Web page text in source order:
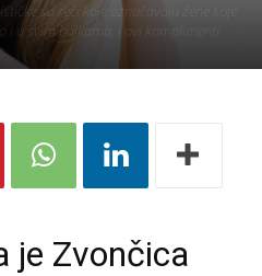
su reči koje označavaju žene koje
i u svim bajkama, i ovi komplimenti
je Zvončica